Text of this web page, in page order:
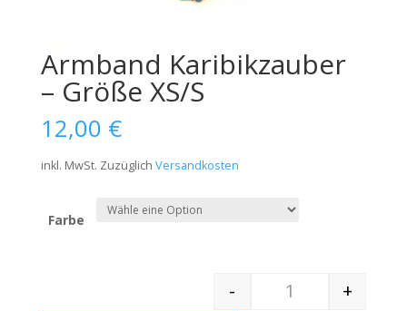
Armband Karibikzauber
– Größe XS/S
12,00 €
inkl. MwSt. Zuzüglich Versandkosten
Farbe
Quantity
-
+